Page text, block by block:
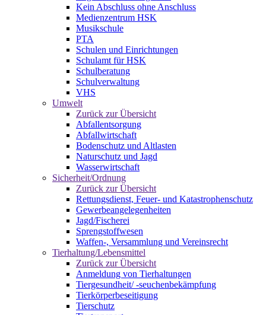
Kein Abschluss ohne Anschluss
Medienzentrum HSK
Musikschule
PTA
Schulen und Einrichtungen
Schulamt für HSK
Schulberatung
Schulverwaltung
VHS
Umwelt
Zurück zur Übersicht
Abfallentsorgung
Abfallwirtschaft
Bodenschutz und Altlasten
Naturschutz und Jagd
Wasserwirtschaft
Sicherheit/Ordnung
Zurück zur Übersicht
Rettungsdienst, Feuer- und Katastrophenschutz
Gewerbeangelegenheiten
Jagd/Fischerei
Sprengstoffwesen
Waffen-, Versammlung und Vereinsrecht
Tierhaltung/Lebensmittel
Zurück zur Übersicht
Anmeldung von Tierhaltungen
Tiergesundheit/ -seuchenbekämpfung
Tierkörperbeseitigung
Tierschutz